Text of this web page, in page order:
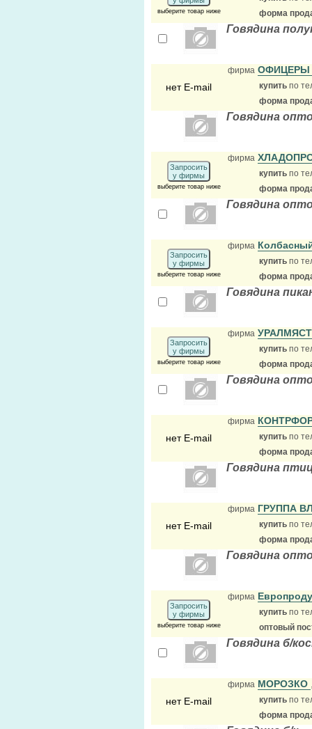
выберите товар ниже
форма
Говядина
нет E-mail
фирма ОФИЦЕРЫ
купить по
форма
Говядина
Запросить
у фирмы
выберите товар ниже
фирма
купить по
форма
Говядина
Запросить
у фирмы
выберите товар ниже
фирма
купить по
форма
Говядина
Запросить
у фирмы
выберите товар ниже
фирма
купить по
форма
Говядина
нет E-mail
фирма
купить по
форма
Говядина
нет E-mail
фирма ГРУППА
купить по
форма
Говядина
Запросить
у фирмы
выберите товар ниже
фирма
купить по
оптовый
Говядина б/
нет E-mail
фирма МОРОЗКО
купить по
форма